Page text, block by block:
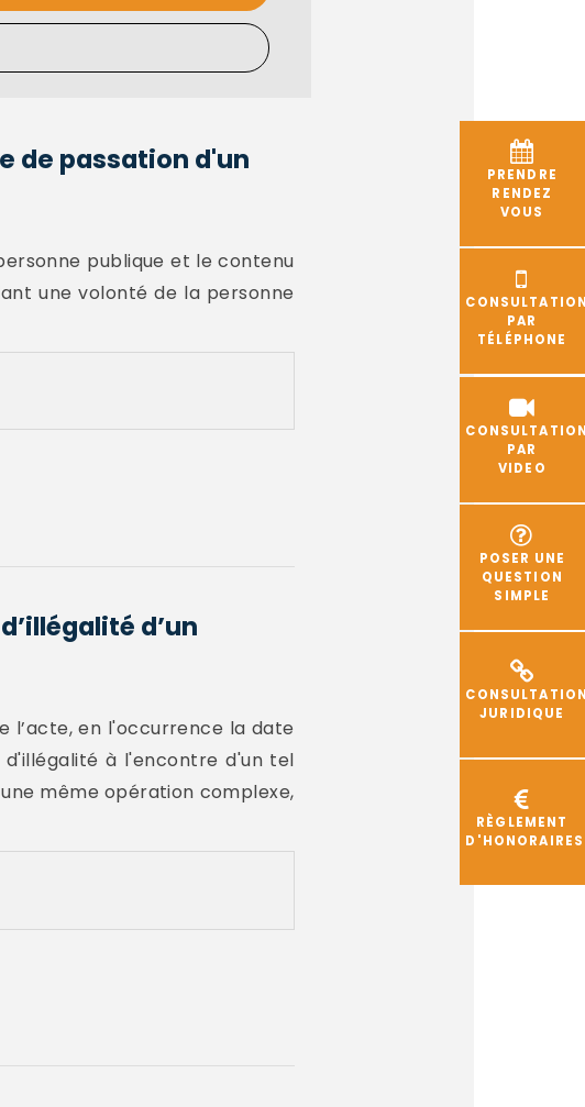
PRENDRE
RENDEZ
VOUS
PAR
TÉLÉPHONE
PAR
VIDEO
POSER UNE
QUESTION
SIMPLE
JURIDIQUE
RÈGLEMENT
D'HONORAIRES
de passation d'un
publique et le contenu
une volonté de la personne
d’un
l’acte, en l'occurrence la date
à l'encontre d'un tel
même opération complexe,